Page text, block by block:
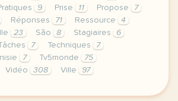
9 Prise 11 Propose
7
Réponses 71 Ressource
4
23 São 8 Stagiaires
6
7 Techniques
7
7 Tv5monde
75
Vidéo 308 Ville 97
votre vie privee est une priorite